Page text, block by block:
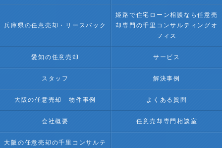
兵庫県の任意売却・リースバック
姫路で住宅ローン相談なら任意売
却専門の千里コンサルティングオ
フィス
愛知の任意売却 サービス
スタッフ 解決事例
大阪の任意売却 物件事例 よくある質問
会社概要 任意売却専門相談室
大阪の任意売却の千里コンサルテ